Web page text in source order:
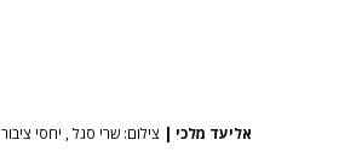
אליעד מלכי | צילום: שרי סגל , יחסי ציבור